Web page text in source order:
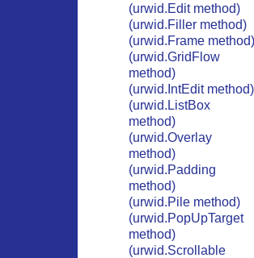
(urwid.Edit method)
(urwid.Filler method)
(urwid.Frame method)
(urwid.GridFlow
method)
(urwid.IntEdit method)
(urwid.ListBox
method)
(urwid.Overlay
method)
(urwid.Padding
method)
(urwid.Pile method)
(urwid.PopUpTarget
method)
(urwid.Scrollable